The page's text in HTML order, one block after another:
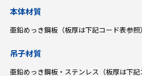
本体材質
亜鉛めっき鋼板（板厚は下記コード表参照）
吊子材質
亜鉛めっき鋼板・ステンレス（板厚は下記